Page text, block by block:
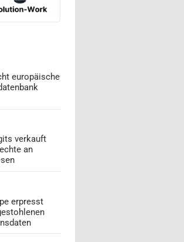
europäische
verkauft
an
erpresst